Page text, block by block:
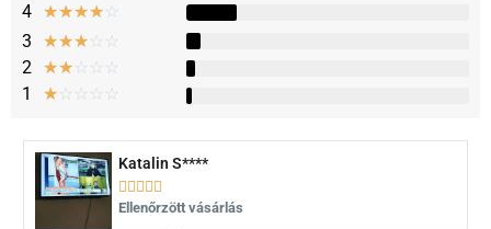
4 ☆☆☆☆☆
3 ☆☆☆☆ ☆
2 ☆☆☆ ☆ ☆
1 ☆☆ ☆ ☆ ☆
Katalin S****
    
Ellenőrzött vásárlás